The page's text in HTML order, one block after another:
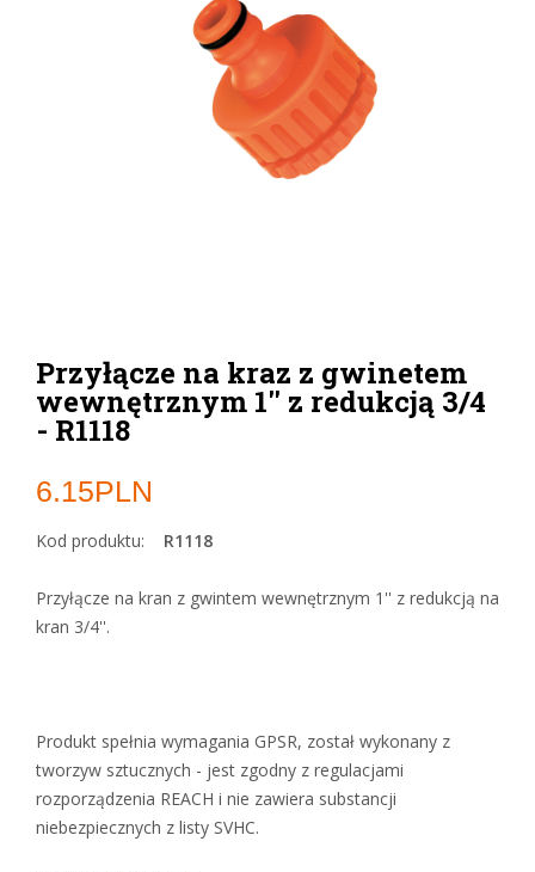
Przyłącze na kraz z gwinetem
wewnętrznym 1'' z redukcją 3/4
- R1118
6.15PLN
Kod produktu: R1118
Przyłącze na kran z gwintem wewnętrznym 1'' z redukcją na
kran 3/4''.
Produkt spełnia wymagania GPSR, został wykonany z
tworzyw sztucznych - jest zgodny z regulacjami
rozporządzenia REACH i nie zawiera substancji
niebezpiecznych z listy SVHC.